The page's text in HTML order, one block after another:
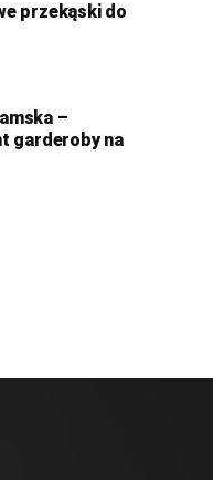
przekąski do
–
garderoby na